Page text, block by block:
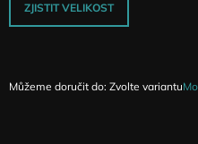
ZJISTIT VELIKOST
Můžeme doručit do: Zvolte variantu